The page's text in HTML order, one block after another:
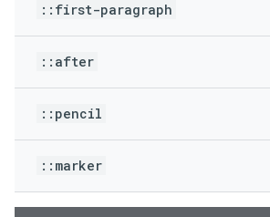
::first-paragraph
::after
::pencil
::marker